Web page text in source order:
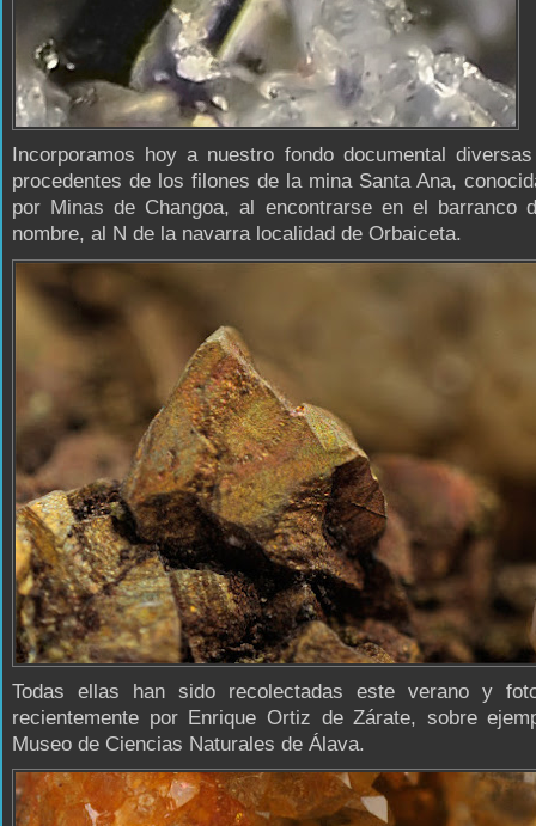
Incorporamos hoy a nuestro fondo documental
procedentes de los filones de la mina Santa Ana,
por Minas de Changoa, al encontrarse en el barranco
nombre, al N de la navarra localidad de Orbaiceta.
Todas ellas han sido recolectadas este verano y
recientemente por Enrique Ortiz de Zárate, sobre
Museo de Ciencias Naturales de Álava.